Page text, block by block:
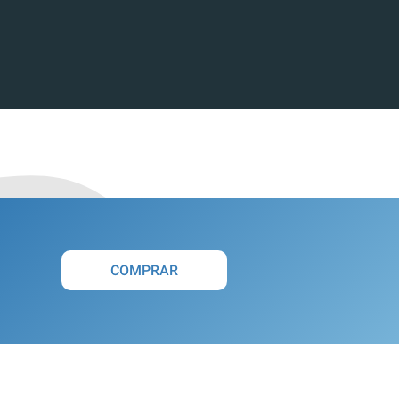
COMPRAR